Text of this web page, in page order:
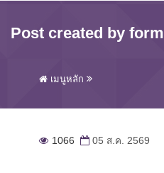
Post created by form
เมนูหลัก
1066 05 ส.ค. 2569